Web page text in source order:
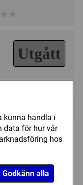
kunna handla i
data för hur vår
hos
Godkänn alla
Tom Dalgliesh and
Utgått
,Byteshandel
i någon av